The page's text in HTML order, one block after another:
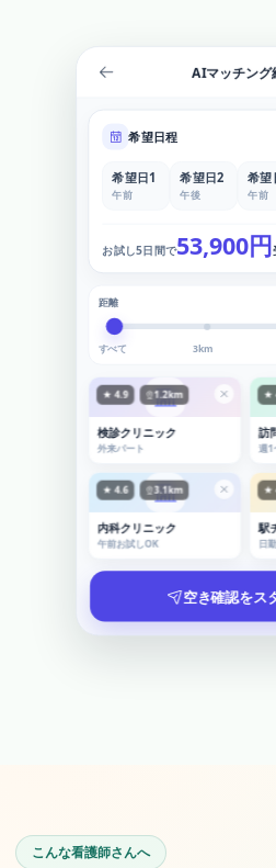
AIマッチング
希望日程
希望日1
午前
希望日2
午後
希望
午前
お試し5日間で53,900円
距離
すべて 3km
★ 4.9 1.2km
検診クリニック
外来パート
★
訪
週1
★ 4.6 3.1km
内科クリニック
午前お試しOK
★
駅
日
空き確認をス
こんな看護師さんへ